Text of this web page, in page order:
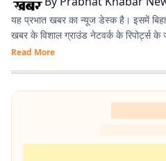
यह प्रभात खबर का न्यूज डेस्क है। इसमें
खबर के विशाल ग्राउंड नेटवर्क के रिपोर्ट्स के
Read More